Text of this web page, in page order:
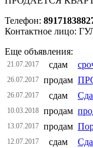
Телефон:
Контактное лицо:
Еще объявления:
21.07.2017 сдам
26.07.2017 продам
26.07.2017 сдам
10.03.2018 продам
13.07.2017 продам
12.07.2017 сдам